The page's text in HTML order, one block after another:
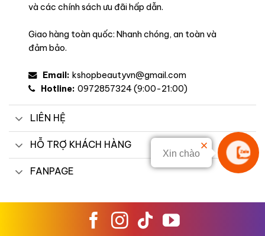
Liên hệ
Xin chào
và các chính sách ưu đãi hấp dẫn.
Giao hàng toàn quốc: Nhanh chóng, an toàn và
đảm bảo.
Email: kshopbeautyvn@gmail.com
Hotline: 0972857324 (9:00-21:00)
LIÊN HỆ
HỖ TRỢ KHÁCH HÀNG
FANPAGE